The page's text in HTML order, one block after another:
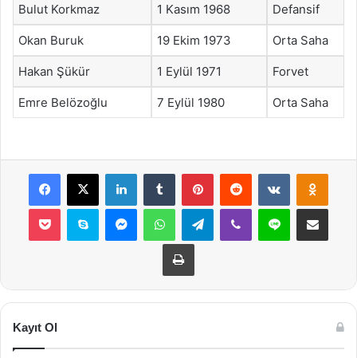
Bulut Korkmaz 1 Kasım 1968 Defansif
Okan Buruk 19 Ekim 1973 Orta Saha
Hakan Şükür 1 Eylül 1971 Forvet
Emre Belözoğlu 7 Eylül 1980 Orta Saha
Facebook
X LinkedInTumblr PinterestReddit VKontakte
Pocket Skype MessengerWhatsAppTelegramViber Line E-Posta ile
Yazdır
Kayıt Ol